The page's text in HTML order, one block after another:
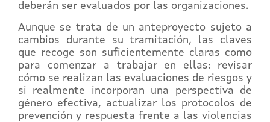
deberán ser evaluados por las organizaciones.
Aunque se trata de un anteproyecto sujeto a
cambios durante su tramitación, las claves
que recoge son suficientemente claras como
para comenzar a trabajar en ellas: revisar
cómo se realizan las evaluaciones de riesgos y
si realmente incorporan una perspectiva de
género efectiva, actualizar los protocolos de
prevención y respuesta frente a las violencias